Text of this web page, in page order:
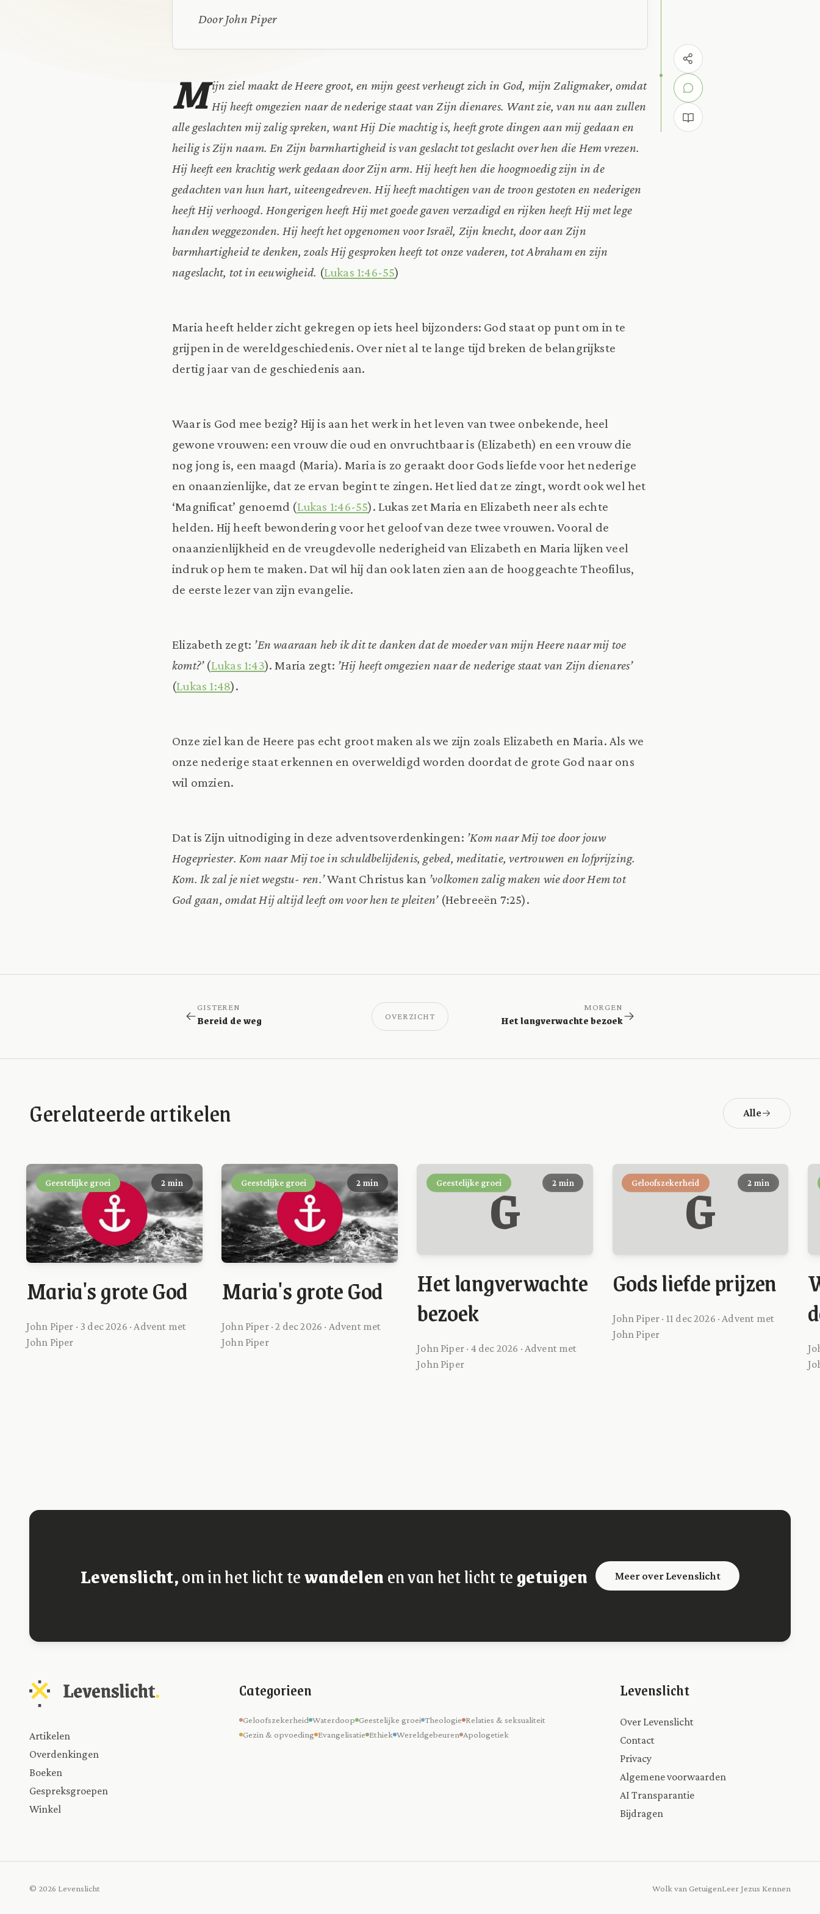
Door John Piper
M ijn ziel maakt de Heere groot, en mijn geest verheugt zich in God, mijn Zaligmaker, omdat
Hij heeft omgezien naar de nederige staat van Zijn dienares. Want zie, van nu aan zullen
alle geslachten mij zalig spreken, want Hij Die machtig is, heeft grote dingen aan mij gedaan en
heilig is Zijn naam. En Zijn barmhartigheid is van geslacht tot geslacht over hen die Hem vrezen.
Hij heeft een krachtig werk gedaan door Zijn arm. Hij heeft hen die hoogmoedig zijn in de
gedachten van hun hart, uiteengedreven. Hij heeft machtigen van de troon gestoten en nederigen
heeft Hij verhoogd. Hongerigen heeft Hij met goede gaven verzadigd en rijken heeft Hij met lege
handen weggezonden. Hij heeft het opgenomen voor Israël, Zijn knecht, door aan Zijn
barmhartigheid te denken, zoals Hij gesproken heeft tot onze vaderen, tot Abraham en zijn
nageslacht, tot in eeuwigheid. (Lukas 1:46-55)
Maria heeft helder zicht gekregen op iets heel bijzonders: God staat op punt om in te
grijpen in de wereldgeschiedenis. Over niet al te lange tijd breken de belangrijkste
dertig jaar van de geschiedenis aan.
Waar is God mee bezig? Hij is aan het werk in het leven van twee onbekende, heel
gewone vrouwen: een vrouw die oud en onvruchtbaar is (Elizabeth) en een vrouw die
nog jong is, een maagd (Maria). Maria is zo geraakt door Gods liefde voor het nederige
en onaanzienlijke, dat ze ervan begint te zingen. Het lied dat ze zingt, wordt ook wel het
‘Magnificat’ genoemd (Lukas 1:46-55). Lukas zet Maria en Elizabeth neer als echte
helden. Hij heeft bewondering voor het geloof van deze twee vrouwen. Vooral de
onaanzienlijkheid en de vreugdevolle nederigheid van Elizabeth en Maria lijken veel
indruk op hem te maken. Dat wil hij dan ook laten zien aan de hooggeachte Theofilus,
de eerste lezer van zijn evangelie.
Elizabeth zegt: ’En waaraan heb ik dit te danken dat de moeder van mijn Heere naar mij toe
komt?’(Lukas 1:43). Maria zegt: ’Hij heeft omgezien naar de nederige staat van Zijn dienares’
(Lukas 1:48).
Onze ziel kan de Heere pas echt groot maken als we zijn zoals Elizabeth en Maria. Als we
onze nederige staat erkennen en overweldigd worden doordat de grote God naar ons
wil omzien.
Dat is Zijn uitnodiging in deze adventsoverdenkingen: ’Kom naar Mij toe door jouw
Hogepriester. Kom naar Mij toe in schuldbelijdenis, gebed, meditatie, vertrouwen en lofprijzing.
Kom. Ik zal je niet wegstu- ren.’Want Christus kan ’volkomen zalig maken wie door Hem tot
God gaan, omdat Hij altijd leeft om voor hen te pleiten’(Hebreeën 7:25).
GISTEREN
Bereid de weg OVERZICHT
MORGEN
Het langverwachte bezoek
Gerelateerde artikelen Alle
Geestelijke groei 2 min
Maria's grote God
John Piper · 3 dec 2026 · Advent met
John Piper
Geestelijke groei 2 min
Maria's grote God
John Piper · 2 dec 2026 · Advent met
John Piper
G
Geestelijke groei 2 min
Het langverwachte
bezoek
John Piper · 4 dec 2026 · Advent met
John Piper
G
Geloofszekerheid 2 min
Gods liefde prijzen
John Piper · 11 dec 2026 · Advent met
John Piper
Levenslicht,om in het licht tewandelenen van het licht tegetuigen Meer over Levenslicht
Artikelen
Overdenkingen
Boeken
Gespreksgroepen
Winkel
Categorieen
Geloofszekerheid Waterdoop Geestelijke groei Theologie Relaties & seksualiteit
Gezin & opvoeding Evangelisatie Ethiek Wereldgebeuren Apologetiek
Levenslicht
Over Levenslicht
Contact
Privacy
Algemene voorwaarden
AI Transparantie
Bijdragen
© 2026 Levenslicht Wolk van GetuigenLeer Jezus Kennen